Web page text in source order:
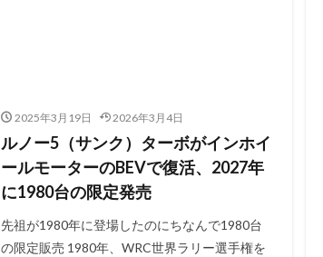
2025年3月19日 2026年3月4日
ルノー5（サンク）ターボがインホイ
ールモーターのBEVで復活、2027年
に1980台の限定発売
先祖が1980年に登場したのにちなんで1980台
の限定販売 1980年、WRC世界ラリー選手権を